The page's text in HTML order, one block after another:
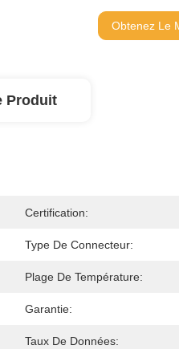
Obtenez Le
Produit
Certification:
Type De Connecteur:
Plage De Température:
Garantie:
Taux De Données: